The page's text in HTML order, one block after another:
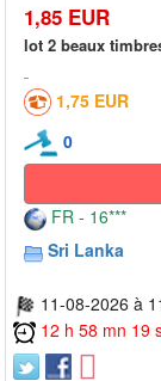
1,85 EUR
lot 2 beaux
1,75 EUR
0
FR - 16***
Sri Lanka
11-08-2026 à
12 h 58 mn 19